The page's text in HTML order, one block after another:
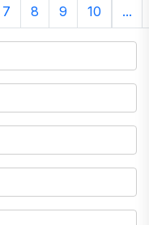
7 8 9 10 ...